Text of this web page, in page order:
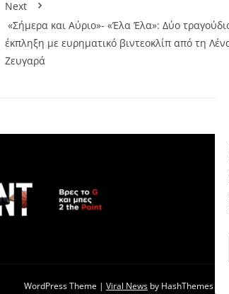
Next
«Σήμερα και Αύριο»- «Έλα Έλα»: Δύο
έκπληξη με ευρηματικό βιντεοκλίπ από τη
Ζευγαρά
WordPress Theme | Viral News by HashThemes